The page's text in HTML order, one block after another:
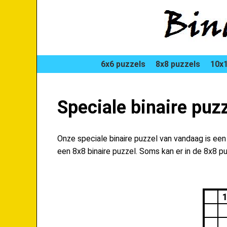
6x6 puzzels 8x8 puzzels
Speciale binaire
Onze speciale binaire puzzel van vandaag is een
een 8x8 binaire puzzel. Soms kan er in de 8x8
1